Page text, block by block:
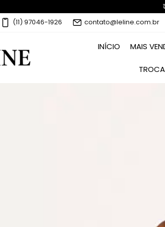
(11) 97046-1926 contato@leline.com.br
INÍCIO MAIS